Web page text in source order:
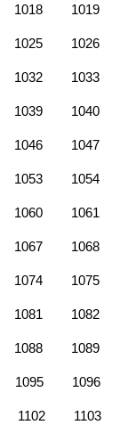
1018 1019
1025 1026
1032 1033
1039 1040
1046 1047
1053 1054
1060 1061
1067 1068
1074 1075
1081 1082
1088 1089
1095 1096
1102 1103